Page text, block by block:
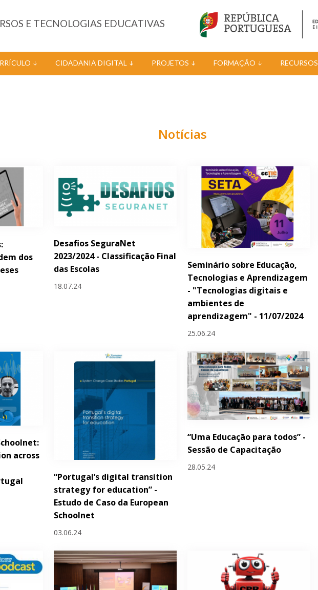
E TECNOLOGIAS EDUCATIVAS
CIDADANIA DIGITAL PROJETOS FORMAÇÃO RECURSOS
Notícias
dos
Desafios SeguraNet
2023/2024 - Classificação Final
das Escolas
18.07.24
Seminário sobre Educação,
Tecnologias e Aprendizagem
- "Tecnologias digitais e
ambientes de
aprendizagem" - 11/07/2024
25.06.24
across
“Portugal’s digital transition
strategy for education” -
Estudo de Caso da European
Schoolnet
03.06.24
“Uma Educação para todos” -
Sessão de Capacitação
28.05.24